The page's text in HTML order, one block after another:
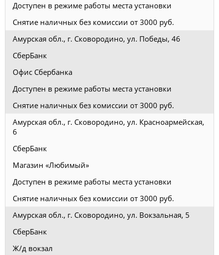
Доступен в режиме работы места установки
Снятие наличных без комиссии от 3000 руб.
Амурская обл., г. Сковородино, ул. Победы, 46
СберБанк
Офис Сбербанка
Доступен в режиме работы места установки
Снятие наличных без комиссии от 3000 руб.
Амурская обл., г. Сковородино, ул. Красноармейская,
6
СберБанк
Магазин «Любимый»
Доступен в режиме работы места установки
Снятие наличных без комиссии от 3000 руб.
Амурская обл., г. Сковородино, ул. Вокзальная, 5
СберБанк
Ж/д вокзал